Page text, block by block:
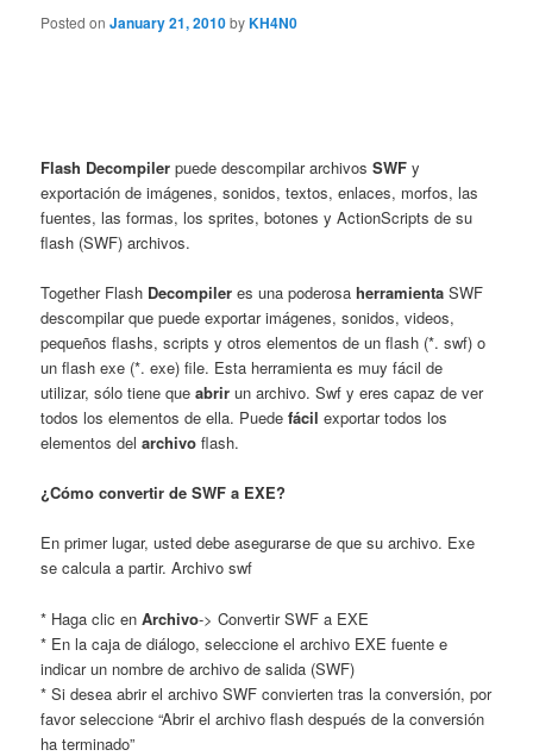
Posted onJanuary 21, 2010byKH4N0
Flash Decompiler puede descompilar archivos SWF y
exportación de imágenes, sonidos, textos, enlaces, morfos, las
fuentes, las formas, los sprites, botones y ActionScripts de su
flash (SWF) archivos.
Together Flash Decompiler es una poderosa herramienta SWF
descompilar que puede exportar imágenes, sonidos, videos,
pequeños flashs, scripts y otros elementos de un flash (*. swf) o
un flash exe (*. exe) file. Esta herramienta es muy fácil de
utilizar, sólo tiene queabrir un archivo. Swf y eres capaz de ver
todos los elementos de ella. Puedefácil exportar todos los
elementos del archivo flash.
¿Cómo convertir de SWF a EXE?
En primer lugar, usted debe asegurarse de que su archivo. Exe
se calcula a partir. Archivo swf
* Haga clic enArchivo-> Convertir SWF a EXE
* En la caja de diálogo, seleccione el archivo EXE fuente e
indicar un nombre de archivo de salida (SWF)
* Si desea abrir el archivo SWF convierten tras la conversión, por
favor seleccione “Abrir el archivo flash después de la conversión
ha terminado”